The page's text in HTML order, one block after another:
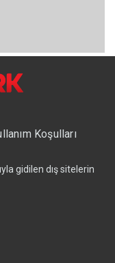
Koşulları
gidilen dış sitelerin